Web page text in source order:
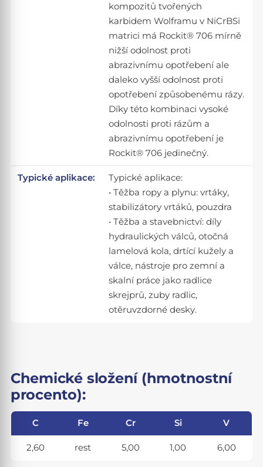
kompozitů tvořených
karbidem Wolframu v NiCrBSi
matrici má Rockit® 706 mírně
nižší odolnost proti
abrazivnímu opotřebení ale
daleko vyšší odolnost proti
opotřebení způsobenému rázy.
Díky této kombinaci vysoké
odolnosti proti rázům a
abrazivnímu opotřebení je
Rockit® 706 jedinečný.
Typické aplikace:
Typické aplikace:
• Těžba ropy a plynu: vrtáky,
stabilizátory vrtáků, pouzdra
• Těžba a stavebnictví: díly
hydraulických válců, otočná
lamelová kola, drtící kužely a
válce, nástroje pro zemní a
skalní práce jako radlice
skrejprů, zuby radlic,
otěruvzdorné desky.
Chemické složení (hmotnostní
procento):
C Fe Cr Si V
2,60 rest 5,00 1,00 6,00